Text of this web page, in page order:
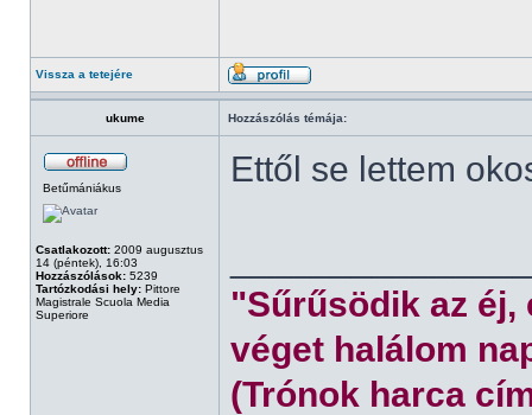
Vissza a tetejére
ukume Hozzászólás témája:
Betűmániákus
Csatlakozott: 2009 augusztus
14 (péntek), 16:03
Hozzászólások: 5239
Tartózkodási hely: Pittore
Magistrale Scuola Media
Superiore
Ettől se lettem
"Sűrűsödik az éj,
véget halálom
(Trónok harca